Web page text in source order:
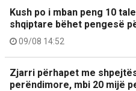
Kush po i mban peng 10
shqiptare bëhet pengesë
09/08 14:52
Zjarri përhapet me
perëndimore, mbi 20 mijë